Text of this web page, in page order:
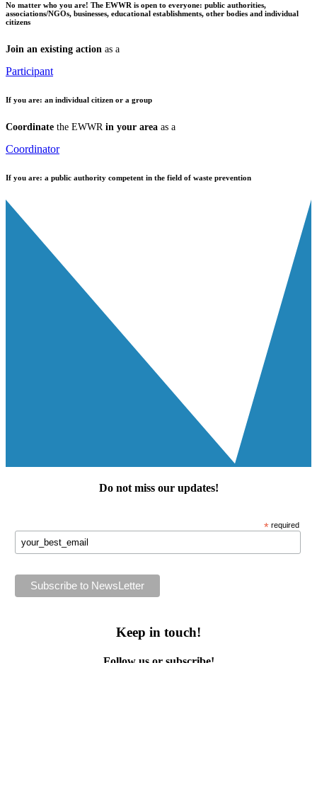
No matter who you are! The EWWR is open to everyone: public authorities,
associations/NGOs, businesses, educational establishments, other bodies and individual
citizens
Join an existing action as a
Participant
If you are: an individual citizen or a group
Coordinate the EWWR in your area as a
Coordinator
If you are: a public authority competent in the field of waste prevention
Do not miss our updates!
* required
Keep in touch!
Follow us or subscribe!